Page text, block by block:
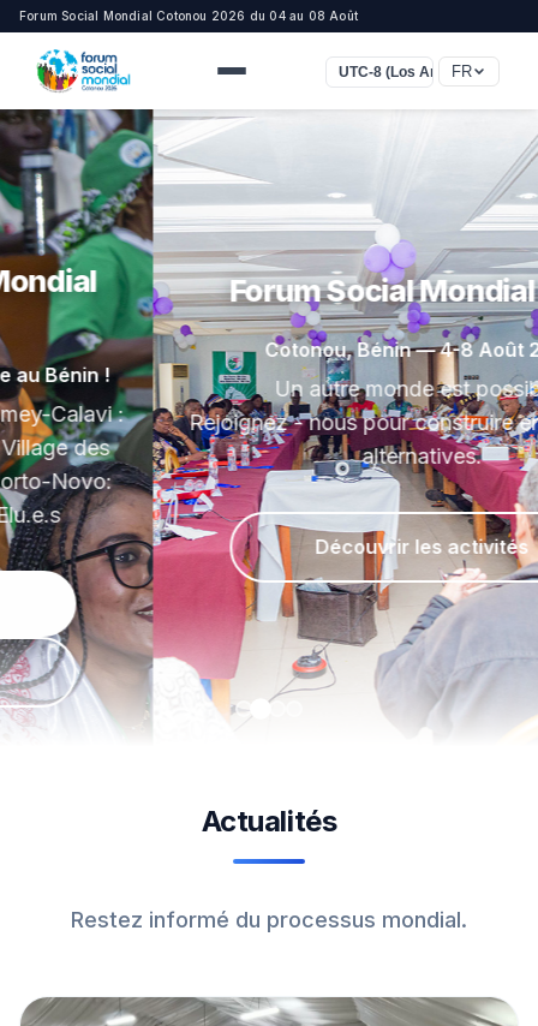
Forum Social Mondial Cotonou 2026 du 04 au 08 Août
UTC-8 (Los Angeles)
FR
Forum Social Mondial 2026
Cotonou, Bénin — 4-8 Août 2026
Un autre monde est possible !
Rejoignez - nous pour construire ensemble des
alternatives.
Découvrir les activités
Actualités
Restez informé du processus mondial.